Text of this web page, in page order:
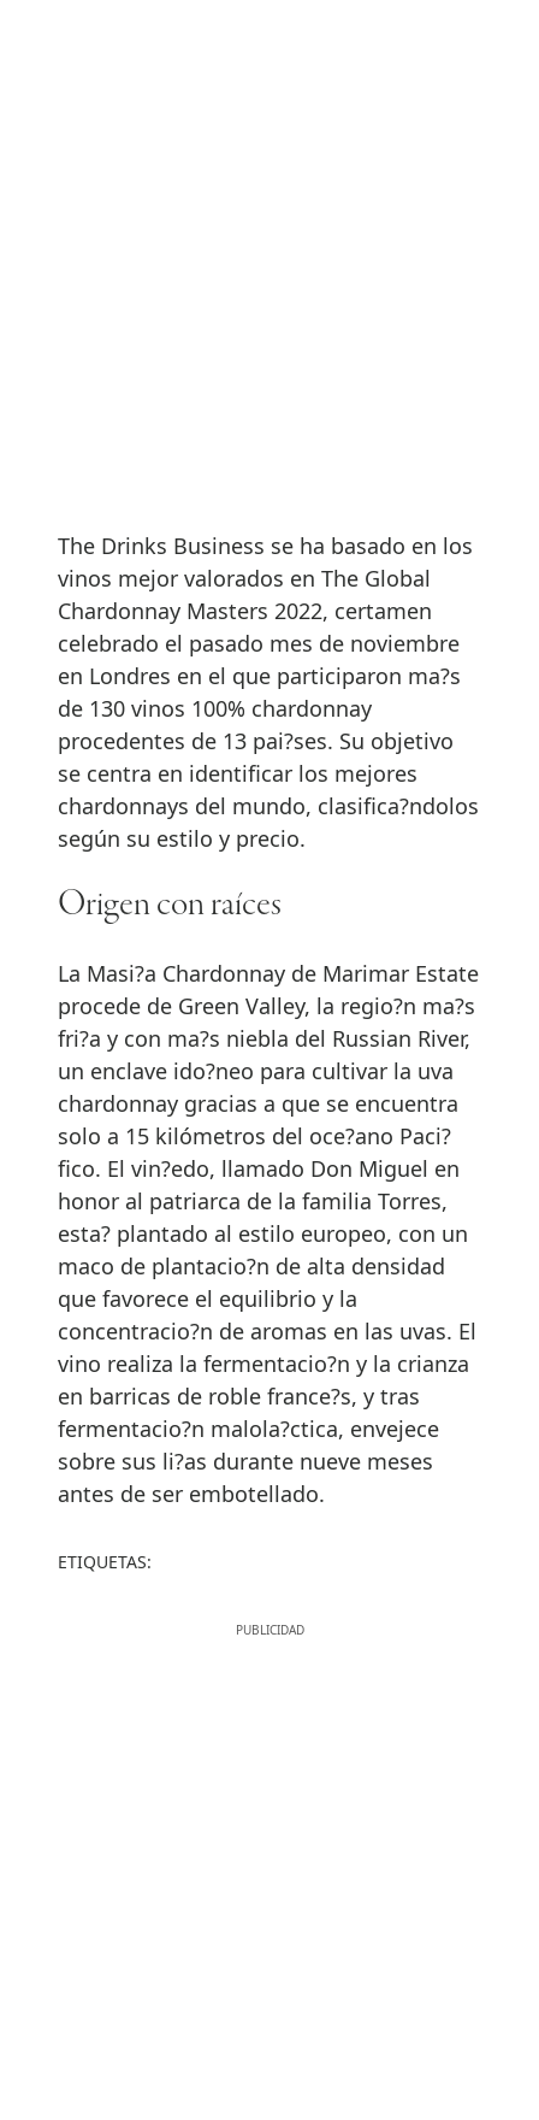
The Drinks Business se ha basado en los
vinos mejor valorados en The Global
Chardonnay Masters 2022, certamen
celebrado el pasado mes de noviembre
en Londres en el que participaron ma?s
de 130 vinos 100% chardonnay
procedentes de 13 pai?ses. Su objetivo
se centra en identificar los mejores
chardonnays del mundo, clasifica?ndolos
según su estilo y precio.
Origen con raíces
La Masi?a Chardonnay de Marimar Estate
procede de Green Valley, la regio?n ma?s
fri?a y con ma?s niebla del Russian River,
un enclave ido?neo para cultivar la uva
chardonnay gracias a que se encuentra
solo a 15 kilómetros del oce?ano Paci?
fico. El vin?edo, llamado Don Miguel en
honor al patriarca de la familia Torres,
esta? plantado al estilo europeo, con un
maco de plantacio?n de alta densidad
que favorece el equilibrio y la
concentracio?n de aromas en las uvas. El
vino realiza la fermentacio?n y la crianza
en barricas de roble france?s, y tras
fermentacio?n malola?ctica, envejece
sobre sus li?as durante nueve meses
antes de ser embotellado.
ETIQUETAS: